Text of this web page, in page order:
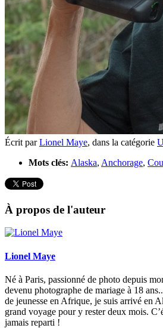
Écrit parLionel Maye, dans la catégorie
Mots clés: Alaska, Anchorage,
À propos de l'auteur
Lionel Maye
Né à Paris, passionné de photo depuis
devenu photographe de mariage à 18
de jeunesse en Afrique, je suis arrivé en
grand voyage pour y rester deux mois.
jamais reparti !